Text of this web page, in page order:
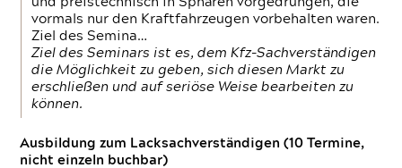
vormals nur den Kraftfahrzeugen vorbehalten waren.
Ziel des Semina…
Ziel des Seminars ist es, dem Kfz-Sachverständigen
die Möglichkeit zu geben, sich diesen Markt zu
erschließen und auf seriöse Weise bearbeiten zu
können.
Ausbildung zum Lacksachverständigen (10 Termine,
nicht einzeln buchbar)